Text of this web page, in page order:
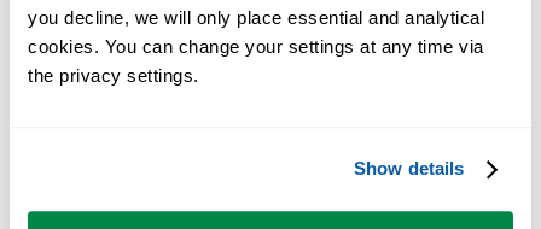
you decline, we will only place essential and analytical
cookies. You can change your settings at any time via
the privacy settings.
Show details